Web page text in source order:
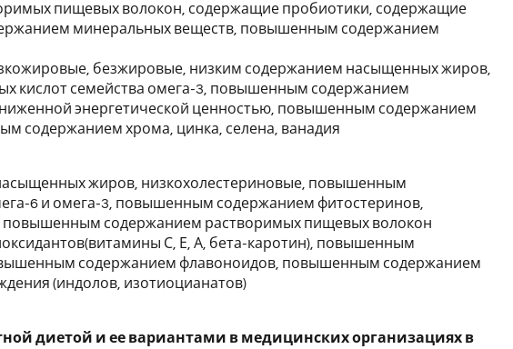
пищевых волокон, содержащие пробиотики, содержащие
минеральных веществ, повышенным содержанием
безжировые, низким содержанием насыщенных жиров,
семейства омега-3, повышенным содержанием
энергетической ценностью, повышенным содержанием
содержанием хрома, цинка, селена, ванадия
жиров, низкохолестериновые, повышенным
6 и омега-3, повышенным содержанием фитостеринов,
содержанием растворимых пищевых волокон
С, Е, А, бета-каротин), повышенным
содержанием флавоноидов, повышенным содержанием
(индолов, изотиоцианатов)
диетой и ее вариантами в медицинских организациях в